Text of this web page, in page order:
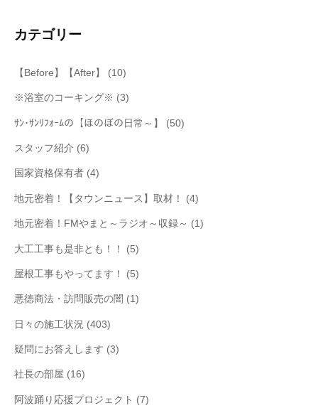
カテゴリー
【Before】【After】 (10)
※浴室のコーキング※ (3)
ｻﾝ･ｻﾝﾘﾌｫｰﾑの【ほのぼの日常～】 (50)
スタッフ紹介 (6)
国家資格保有者 (4)
地元密着！【タウンニュース】取材！ (4)
地元密着！FMやまと～ラジオ～収録～ (1)
大工工事も是非とも！！ (5)
屋根工事もやってます！ (5)
悪徳商法・訪問販売の闇 (1)
日々の施工状況 (403)
疑問にお答えします (3)
社長の部屋 (16)
阿波踊り応援プロジェクト (7)